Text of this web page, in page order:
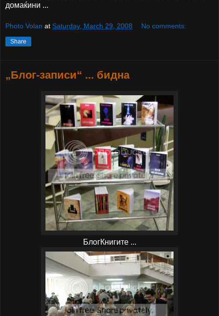
домаќини ...
Photo Volan at Saturday, March 29, 2008 No comments:
Share
„Блог-записи“ ... бидна
БлогКнигите ...